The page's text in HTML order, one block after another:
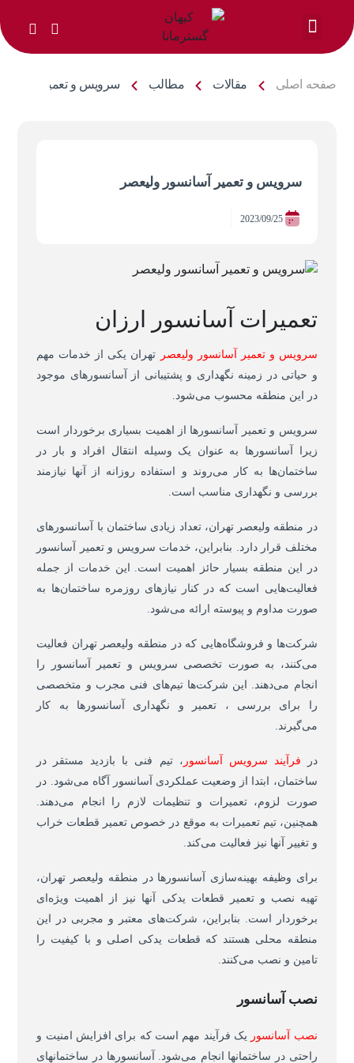
صفحه اصلی مقالات مطالب سرویس و تعمیر
سرویس و تعمیر آسانسور ولیعصر
2023/09/25
تعمیرات آسانسور ارزان
سرویس و تعمیر آسانسور ولیعصر
تهران یکی از خدمات مهم
و حیاتی در زمینه نگهداری و پشتیبانی از آسانسورهای موجود
در این منطقه محسوب می‌شود.
سرویس و تعمیر آسانسورها از اهمیت بسیاری برخوردار است
زیرا آسانسورها به عنوان یک وسیله انتقال افراد و بار در
ساختمان‌ها به کار می‌روند و استفاده روزانه از آنها نیازمند
بررسی و نگهداری مناسب است.
در منطقه ولیعصر تهران، تعداد زیادی ساختمان با آسانسورهای
مختلف قرار دارد. بنابراین، خدمات سرویس و تعمیر آسانسور
در این منطقه بسیار حائز اهمیت است. این خدمات از جمله
فعالیت‌هایی است که در کنار نیازهای روزمره ساختمان‌ها به
صورت مداوم و پیوسته ارائه می‌شود.
شرکت‌ها و فروشگاه‌هایی که در منطقه ولیعصر تهران فعالیت
می‌کنند، به صورت تخصصی سرویس و تعمیر آسانسور را
انجام می‌دهند. این شرکت‌ها تیم‌های فنی مجرب و متخصصی
را برای بررسی ، تعمیر و نگهداری آسانسورها به کار
می‌گیرند.
در فرآیند سرویس آسانسور ، تیم فنی با بازدید مستقر در
ساختمان، ابتدا از وضعیت عملکردی آسانسور آگاه می‌شود. در
صورت لزوم، تعمیرات و تنظیمات لازم را انجام می‌دهند.
همچنین، تیم تعمیرات به موقع در خصوص تعمیر قطعات خراب
و تغییر آنها نیز فعالیت می‌کند.
برای وظیفه بهینه‌سازی آسانسورها در منطقه ولیعصر تهران،
تهیه نصب و تعمیر قطعات یدکی آنها نیز از اهمیت ویژه‌ای
برخوردار است. بنابراین، شرکت‌های معتبر و مجربی در این
منطقه محلی هستند که قطعات یدکی اصلی و با کیفیت را
تامین و نصب می‌کنند.
نصب آسانسور
نصب آسانسور یک فرآیند مهم است که برای افزایش امنیت و
راحتی در ساختمانها انجام می‌شود. آسانسورها در ساختمانهای